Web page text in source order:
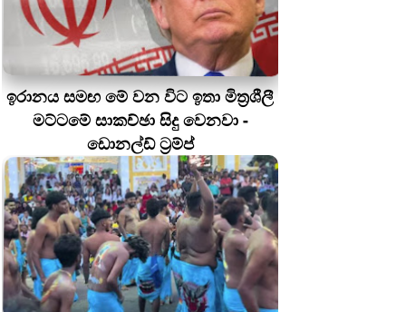
ඉරානය සමඟ මේ වන විට ඉතා මිත්‍රශීලී
මට්ටමේ සාකච්ඡා සිදු වෙනවා -
ඩොනල්ඩ් ට්‍රම්ප්